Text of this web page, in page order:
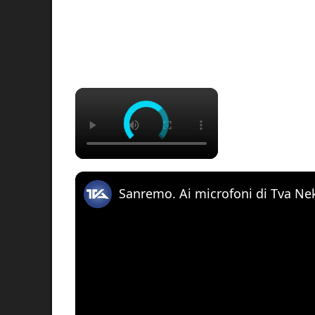
×
Sanremo. Ai microfoni di Tva